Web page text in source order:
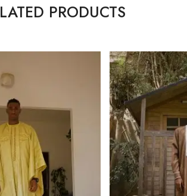
PRODUCTS